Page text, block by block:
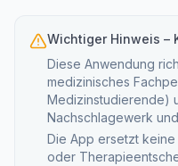
Wichtiger Hinweis –
Diese Anwendung
medizinisches
Medizinstudierende)
Nachschlagewerk
Die App ersetzt
oder